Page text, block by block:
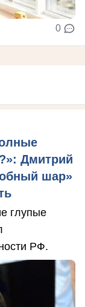
0
Дмитрий
шар»
глупые
РФ.